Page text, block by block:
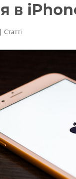
в
|Статті